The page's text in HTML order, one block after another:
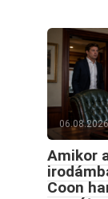
06.08.2026
Amikor
Coon